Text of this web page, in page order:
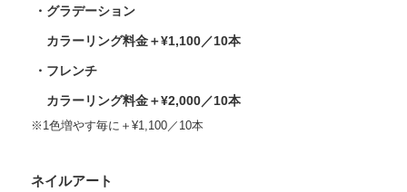
・グラデーション
カラーリング料金＋¥1,100／10本
・フレンチ
カラーリング料金＋¥2,000／10本
※1色増やす毎に＋¥1,100／10本
ネイルアート